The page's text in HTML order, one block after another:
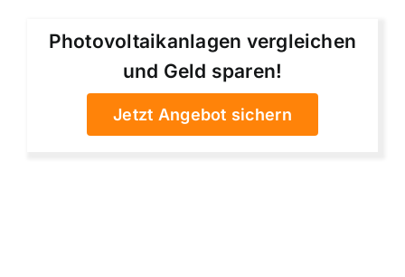
Photovoltaikanlagen vergleichen
und Geld sparen!
Jetzt Angebot sichern